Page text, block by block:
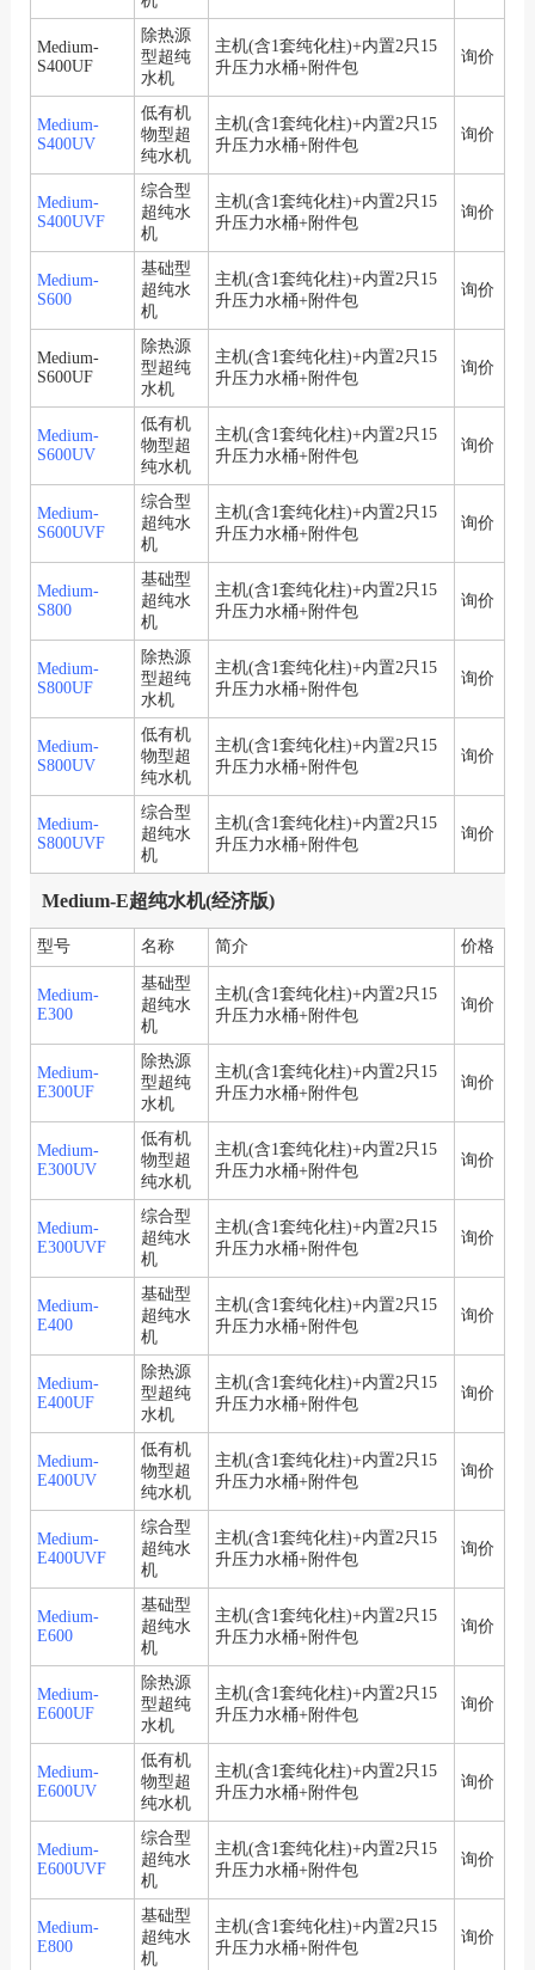
Medium-
S400UF
除热源
型超纯
水机
主机(含1套纯化柱)+内置2只15
升压力水桶+附件包
询价
Medium-
S400UV
低有机
物型超
纯水机
主机(含1套纯化柱)+内置2只15
升压力水桶+附件包
询价
Medium-
S400UVF
综合型
超纯水
机
主机(含1套纯化柱)+内置2只15
升压力水桶+附件包
询价
Medium-
S600
基础型
超纯水
机
主机(含1套纯化柱)+内置2只15
升压力水桶+附件包
询价
Medium-
S600UF
除热源
型超纯
水机
主机(含1套纯化柱)+内置2只15
升压力水桶+附件包
询价
Medium-
S600UV
低有机
物型超
纯水机
主机(含1套纯化柱)+内置2只15
升压力水桶+附件包
询价
Medium-
S600UVF
综合型
超纯水
机
主机(含1套纯化柱)+内置2只15
升压力水桶+附件包
询价
Medium-
S800
基础型
超纯水
机
主机(含1套纯化柱)+内置2只15
升压力水桶+附件包
询价
Medium-
S800UF
除热源
型超纯
水机
主机(含1套纯化柱)+内置2只15
升压力水桶+附件包
询价
Medium-
S800UV
低有机
物型超
纯水机
主机(含1套纯化柱)+内置2只15
升压力水桶+附件包
询价
Medium-
S800UVF
综合型
超纯水
机
主机(含1套纯化柱)+内置2只15
升压力水桶+附件包
询价
Medium-E超纯水机(经济版)
型号 名称 简介 价格
Medium-
E300
基础型
超纯水
机
主机(含1套纯化柱)+内置2只15
升压力水桶+附件包
询价
Medium-
E300UF
除热源
型超纯
水机
主机(含1套纯化柱)+内置2只15
升压力水桶+附件包
询价
Medium-
E300UV
低有机
物型超
纯水机
主机(含1套纯化柱)+内置2只15
升压力水桶+附件包
询价
Medium-
E300UVF
综合型
超纯水
机
主机(含1套纯化柱)+内置2只15
升压力水桶+附件包
询价
Medium-
E400
基础型
超纯水
机
主机(含1套纯化柱)+内置2只15
升压力水桶+附件包
询价
Medium-
E400UF
除热源
型超纯
水机
主机(含1套纯化柱)+内置2只15
升压力水桶+附件包
询价
Medium-
E400UV
低有机
物型超
纯水机
主机(含1套纯化柱)+内置2只15
升压力水桶+附件包
询价
Medium-
E400UVF
综合型
超纯水
机
主机(含1套纯化柱)+内置2只15
升压力水桶+附件包
询价
Medium-
E600
基础型
超纯水
机
主机(含1套纯化柱)+内置2只15
升压力水桶+附件包
询价
Medium-
E600UF
除热源
型超纯
水机
主机(含1套纯化柱)+内置2只15
升压力水桶+附件包
询价
Medium-
E600UV
低有机
物型超
纯水机
主机(含1套纯化柱)+内置2只15
升压力水桶+附件包
询价
Medium-
E600UVF
综合型
超纯水
机
主机(含1套纯化柱)+内置2只15
升压力水桶+附件包
询价
Medium-
E800
基础型
超纯水
机
主机(含1套纯化柱)+内置2只15
升压力水桶+附件包
询价